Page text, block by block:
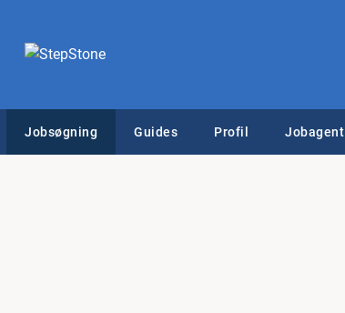
Jobsøgning Guides Profil Jobagent